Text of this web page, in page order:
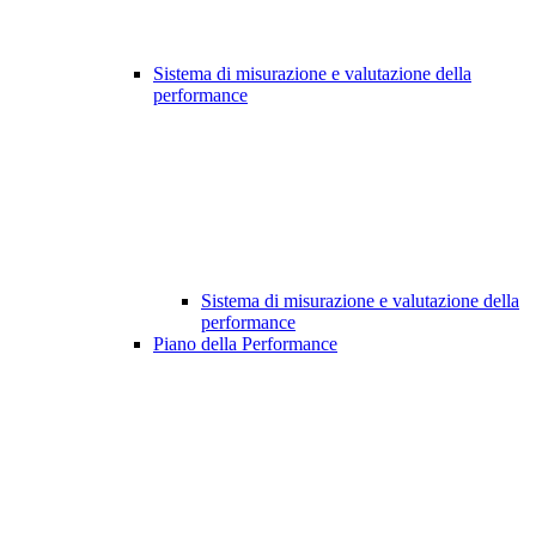
Sistema di misurazione e valutazione della
performance
Sistema di misurazione e valutazione della
performance
Piano della Performance